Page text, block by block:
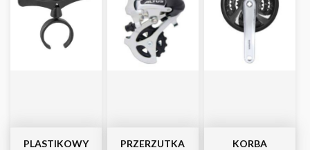
PLASTIKOWY
PRZERZUTKA
KORBA